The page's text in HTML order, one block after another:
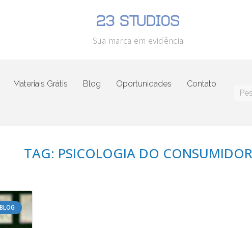
Sua marca em evidência
Materiais Grátis Blog Oportunidades Contato
TAG: PSICOLOGIA DO CONSUMIDOR
BLOG